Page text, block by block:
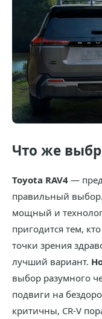
Что же
Toyota RAV4 —
правильный
мощный и
пригодится тем,
точки зрения
лучший вариант.
выбор разумного
подвиги на
критичны, CR-V